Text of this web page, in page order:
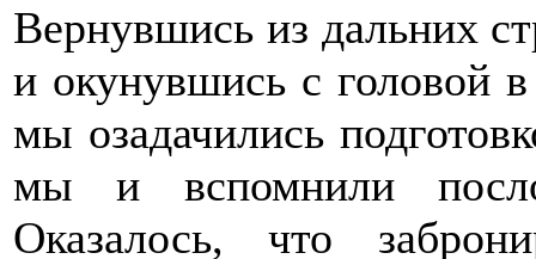
Вернувшись из дальних
и окунувшись с головой в
мы озадачились
мы и вспомнили
Оказалось, что